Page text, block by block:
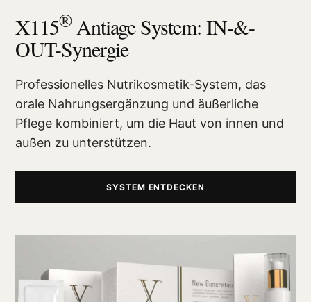
X115®Antiage System: IN-&-
OUT-Synergie
Professionelles Nutrikosmetik-System, das
orale Nahrungsergänzung und äußerliche
Pflege kombiniert, um die Haut von innen und
außen zu unterstützen.
SYSTEM ENTDECKEN